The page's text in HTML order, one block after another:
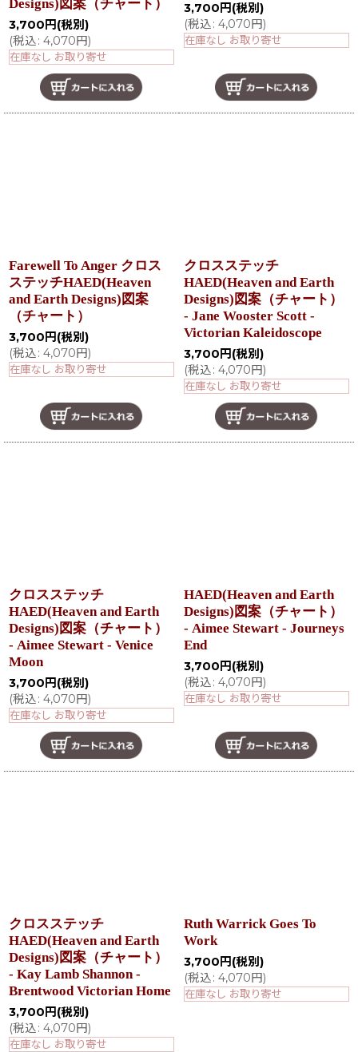
Designs)図案（チャート）
3,700 円 (税別)
(税込: 4,070円)
在庫なし お取り寄せ
3,700 円 (税別)
(税込: 4,070円)
在庫なし お取り寄せ
Farewell To Anger クロス
ステッチHAED(Heaven
and Earth Designs)図案
（チャート）
3,700 円 (税別)
(税込: 4,070円)
在庫なし お取り寄せ
クロスステッチ
HAED(Heaven and Earth
Designs)図案（チャート）
- Jane Wooster Scott -
Victorian Kaleidoscope
3,700 円 (税別)
(税込: 4,070円)
在庫なし お取り寄せ
クロスステッチ
HAED(Heaven and Earth
Designs)図案（チャート）
- Aimee Stewart - Venice
Moon
3,700 円 (税別)
(税込: 4,070円)
在庫なし お取り寄せ
HAED(Heaven and Earth
Designs)図案（チャート）
- Aimee Stewart - Journeys
End
3,700 円 (税別)
(税込: 4,070円)
在庫なし お取り寄せ
クロスステッチ
HAED(Heaven and Earth
Designs)図案（チャート）
- Kay Lamb Shannon -
Brentwood Victorian Home
3,700 円 (税別)
(税込: 4,070円)
在庫なし お取り寄せ
Ruth Warrick Goes To
Work
3,700 円 (税別)
(税込: 4,070円)
在庫なし お取り寄せ